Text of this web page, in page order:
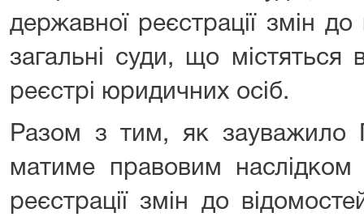
державної реєстрації змін
загальні суди, що
реєстрі юридичних осіб.
Разом з тим, як зауважило
матиме правовим наслідком
реєстрації змін до